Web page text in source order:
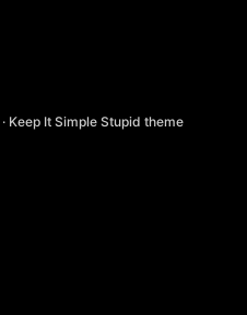
· Keep It Simple Stupid theme